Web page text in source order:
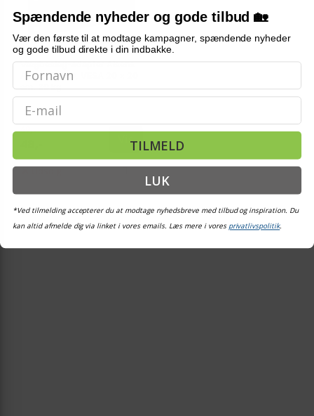
AIS
ACC001-289, VESA 20 × 20
cm, 30 kg
69,-
Vis
Udsolgt
Spændende nyheder og gode tilbud 🏡
Vær den første til at modtage kampagner, spændende nyheder
og gode tilbud direkte i din indbakke.
Email
TILMELD
LUK
*Ved tilmelding accepterer du at modtage nyhedsbreve med tilbud og inspiration. Du
kan altid afmelde dig via linket i vores emails. Læs mere i vores privatlivspolitik.